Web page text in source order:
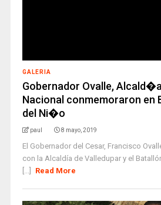
GALERIA
Gobernador Ovalle,
Nacional conmemoraron en
del Ni�o
paul 8 mayo, 2019
El Gobernador del Cesar, Francisco
con la Alcaldía de Valledupar y el
[...]
Read More